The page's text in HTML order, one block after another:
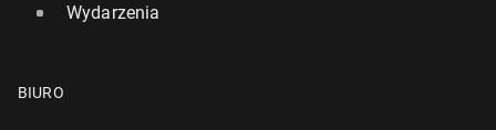
Wydarzenia
BIURO